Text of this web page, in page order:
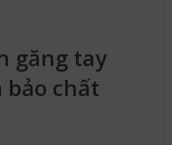
găng tay
bảo chất